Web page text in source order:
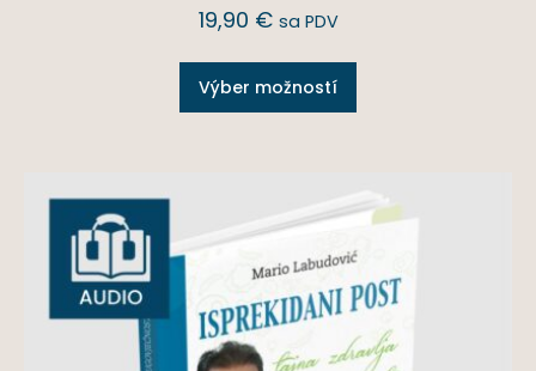
19,90 € sa PDV
Výber možností